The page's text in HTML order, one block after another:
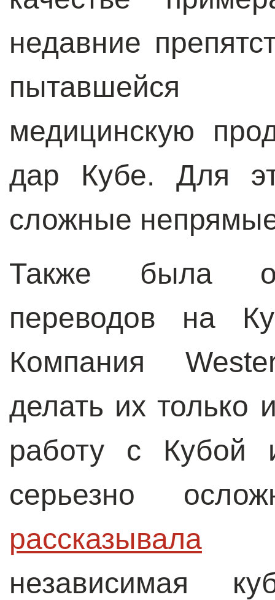
недавние
пытавшейся
медицинскую
дар Кубе. Для
сложные
Также была
переводов на
Компания
делать их только
работу с Кубой
серьезно
рассказывала
независимая